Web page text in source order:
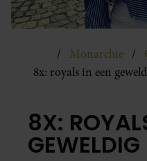
Monarchie
8x: royals in een
8X:
GEWELDIG